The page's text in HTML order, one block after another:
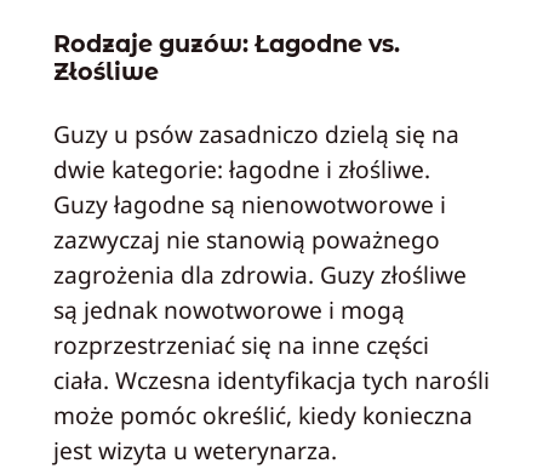
Rodzaje guzów: Łagodne vs.
Złośliwe
Guzy u psów zasadniczo dzielą się na
dwie kategorie: łagodne i złośliwe.
Guzy łagodne są nienowotworowe i
zazwyczaj nie stanowią poważnego
zagrożenia dla zdrowia. Guzy złośliwe
są jednak nowotworowe i mogą
rozprzestrzeniać się na inne części
ciała. Wczesna identyfikacja tych narośli
może pomóc określić, kiedy konieczna
jest wizyta u weterynarza.